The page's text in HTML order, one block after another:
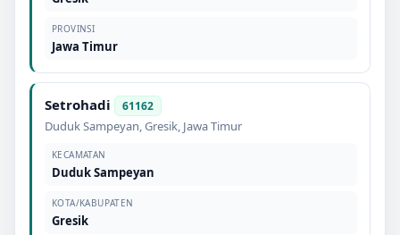
PROVINSI
Jawa Timur
Setrohadi 61162
Duduk Sampeyan,Gresik, Jawa Timur
KECAMATAN
Duduk Sampeyan
KOTA/KABUPATEN
Gresik